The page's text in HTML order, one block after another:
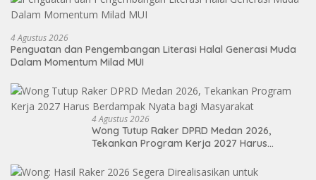
4 Agustus 2026
Penguatan dan Pengembangan Literasi Halal Generasi Muda
Dalam Momentum Milad MUI
4 Agustus 2026
Wong Tutup Raker DPRD Medan 2026,
Tekankan Program Kerja 2027 Harus